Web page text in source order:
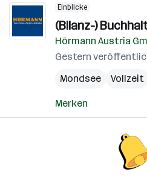
Einblicke
(Bilanz-)
Hörmann Austria
Gestern
Mondsee
Vollzeit
Merken